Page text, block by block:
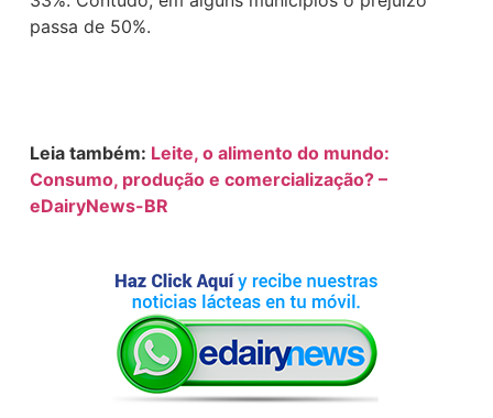
passa de 50%.
Leia também: Leite, o alimento do mundo:
Consumo, produção e comercialização? –
eDairyNews-BR